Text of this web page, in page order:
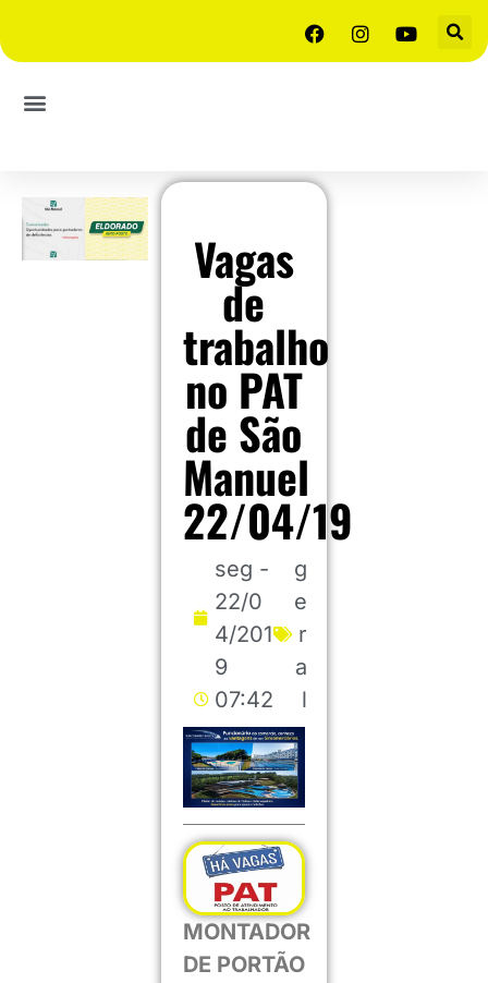
Vagas
de
trabalho
no PAT
de São
Manuel
22/04/19
seg -
22/0
4/201
9
07:42
g
e
r
a
l
MONTADOR
DE PORTÃO